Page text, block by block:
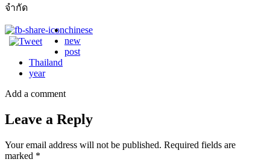
จำกัด
chinese
new
post
Thailand
year
Add a comment
Leave a Reply
Your email address will not be published. Required fields are
marked *